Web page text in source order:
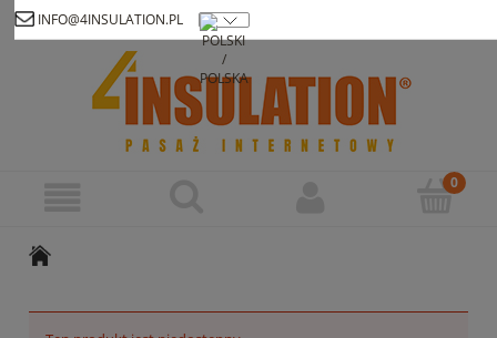
INFO@4INSULATION.PL
Zarejestruj się